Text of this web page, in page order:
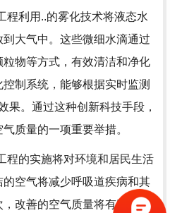
程利用..的雾化技术将液态水
大气中。这些微细水滴通过
物等方式，有效清洁和净化
制系统，能够根据实时监测
果。通过这种创新科技手段，
质量的一项重要举措。
程的实施将对环境和居民生活
空气将减少呼吸道疾病和其
改善的空气质量将有助于提